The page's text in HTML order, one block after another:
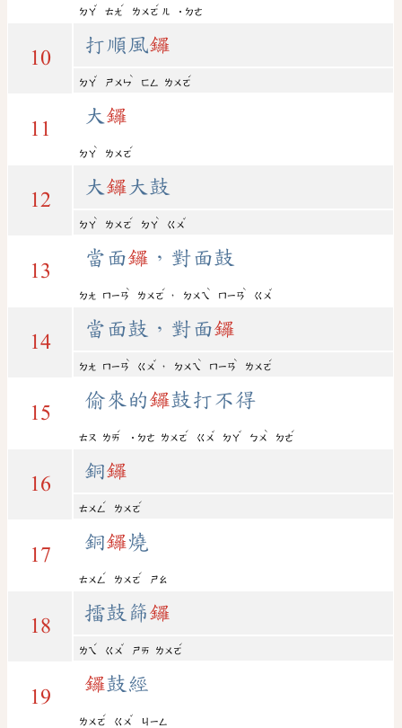
ㄉㄚ
ˇ
ㄊㄤ
ˊ
ㄌㄨㄛ
ˊ
ㄦ ˙ㄉㄜ
10
打順風鑼
ㄉㄚ
ˇ
ㄕㄨㄣ
ˋ
ㄈㄥ ㄌㄨㄛ
ˊ
11
大鑼
ㄉㄚ
ˋ
ㄌㄨㄛ
ˊ
12
大鑼 大鼓
ㄉㄚ
ˋ
ㄌㄨㄛ
ˊ
ㄉㄚ
ˋ
ㄍㄨ
ˇ
13
當面鑼 ，對面鼓
ㄉㄤ ㄇㄧㄢ
ˋ
ㄌㄨㄛ
ˊ
， ㄉㄨㄟ
ˋ
ㄇㄧㄢ
ˋ
ㄍㄨ
ˇ
14
當面鼓，對面鑼
ㄉㄤ ㄇㄧㄢ
ˋ
ㄍㄨ
ˇ
， ㄉㄨㄟ
ˋ
ㄇㄧㄢ
ˋ
ㄌㄨㄛ
ˊ
15
偷來的鑼鼓打不得
ㄊㄡ ㄌㄞ
ˊ
˙ㄉㄜ ㄌㄨㄛ
ˊ
ㄍㄨ
ˇ
ㄉㄚ
ˇ
ㄅㄨ
ˋ
ㄉㄜ
ˊ
16
銅鑼
ㄊㄨㄥ
ˊ
ㄌㄨㄛ
ˊ
17
銅鑼燒
ㄊㄨㄥ
ˊ
ㄌㄨㄛ
ˊ
ㄕㄠ
18
擂鼓篩鑼
ㄌㄟ
ˊ
ㄍㄨ
ˇ
ㄕㄞ ㄌㄨㄛ
ˊ
19
鑼鼓經
ㄌㄨㄛ
ˊ
ㄍㄨ
ˇ
ㄐㄧㄥ